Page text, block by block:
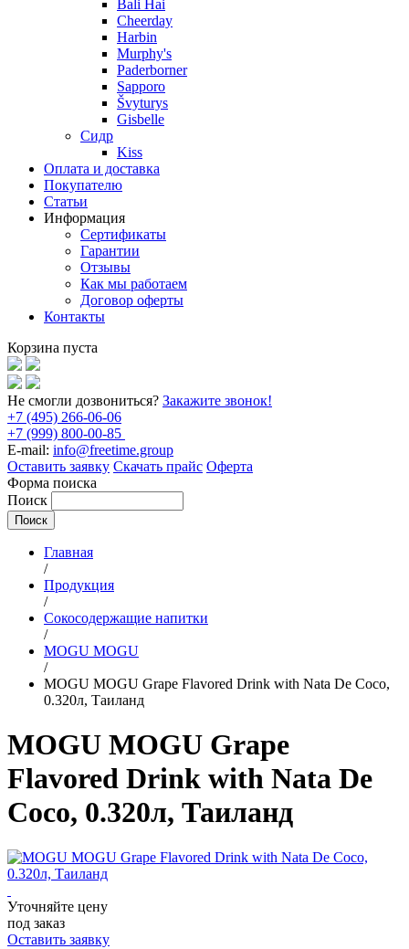
Bali Hai
Cheerday
Harbin
Murphy's
Paderborner
Sapporo
Švyturys
Gisbelle
Сидр
Kiss
Оплата и доставка
Покупателю
Статьи
Информация
Сертификаты
Гарантии
Отзывы
Как мы работаем
Договор оферты
Контакты
Корзина пуста
Не смогли дозвониться? Закажите звонок!
+7 (495) 266-06-06
+7 (999) 800-00-85
E-mail: info@freetime.group
Оставить заявку Скачать прайс Оферта
Форма поиска
Поиск
Главная
/
Продукция
/
Сокосодержащие напитки
/
MOGU MOGU
/
MOGU MOGU Grape Flavored Drink with Nata De Coco,
0.320л, Таиланд
MOGU MOGU Grape
Flavored Drink with Nata De
Coco, 0.320л, Таиланд
Уточняйте цену
под заказ
Оставить заявку